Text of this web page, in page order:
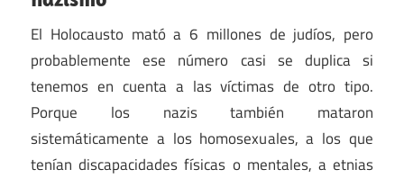
El Holocausto mató a 6 millones de judíos, pero
probablemente ese número casi se duplica si
tenemos en cuenta a las víctimas de otro tipo.
Porque los nazis también mataron
sistemáticamente a los homosexuales, a los que
tenían discapacidades físicas o mentales, a etnias